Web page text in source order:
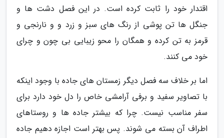
اقتدار خود را ثابت کرده است. در این فصل دشت ها و
جنگل ها تن پوشی از رنگ های سبز و زرد و و نارنجی و
قرمز به تن کرده و همگان را محو زیبایی بی چون و چرای
خود می کنند.
اما بر خلاف سه فصل دیگر زمستان های جاده با وجود اینکه
با تصاویر سفید و برفی آرامشی خاص را دل خود دارد برای
سفر مناسب نیست. چرا که بیشتر جاده ها و روستاهای
اطراف آن بسته می شوند. پس بهتر است اجازه دهیم جاده